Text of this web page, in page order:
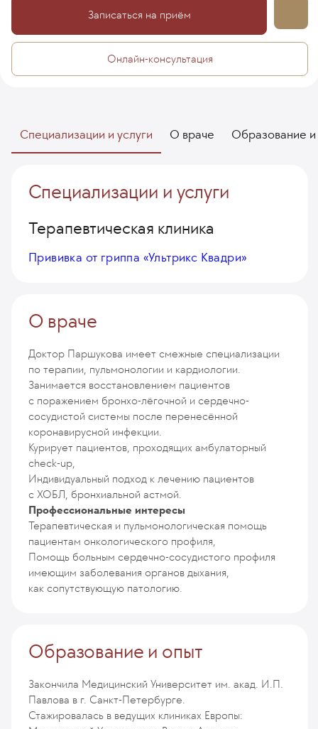
Записаться на приём
Онлайн-консультация
Специализации и услуги О враче Образование
Специализации и услуги
Терапевтическая клиника
Прививка от гриппа «Ультрикс Квадри»
О враче
Доктор Паршукова имеет смежные специализации
по терапии, пульмонологии и кардиологии.
Занимается восстановлением пациентов
с поражением бронхо-лёгочной и сердечно-
сосудистой системы после перенесённой
коронавирусной инфекции.
Курирует пациентов, проходящих амбулаторный
check-up,
Индивидуальный подход к лечению пациентов
с ХОБЛ, бронхиальной астмой.
Профессиональные интересы
Терапевтическая и пульмонологическая помощь
пациентам онкологического профиля,
Помощь больным сердечно-сосудистого профиля
имеющим заболевания органов дыхания,
как сопутствующую патологию.
Образование и опыт
Закончила Медицинский Университет им. акад. И.П.
Павлова в г. Санкт-Петербурге.
Стажировалась в ведущих клиниках Европы: